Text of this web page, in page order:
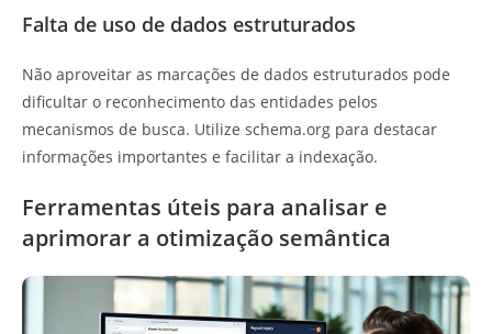
Falta de uso de dados estruturados
Não aproveitar as marcações de dados estruturados pode
dificultar o reconhecimento das entidades pelos
mecanismos de busca. Utilize schema.org para destacar
informações importantes e facilitar a indexação.
Ferramentas úteis para analisar e
aprimorar a otimização semântica